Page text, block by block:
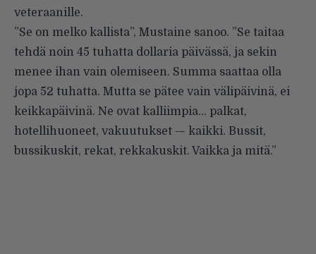
veteraanille.
”Se on melko kallista”, Mustaine sanoo. ”Se taitaa
tehdä noin 45 tuhatta dollaria päivässä, ja sekin
menee ihan vain olemiseen. Summa saattaa olla
jopa 52 tuhatta. Mutta se pätee vain välipäivinä, ei
keikkapäivinä. Ne ovat kalliimpia… palkat,
hotellihuoneet, vakuutukset — kaikki. Bussit,
bussikuskit, rekat, rekkakuskit. Vaikka ja mitä.”